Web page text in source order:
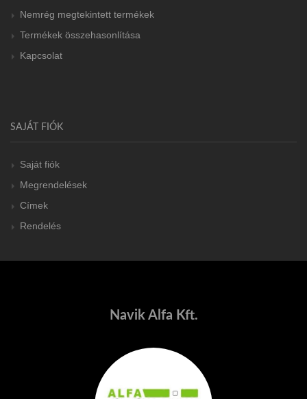
Nemrég megtekintett termékek
Termékek összehasonlítása
Kapcsolat
SAJÁT FIÓK
Saját fiók
Megrendelések
Címek
Rendelés
Navik Alfa Kft.